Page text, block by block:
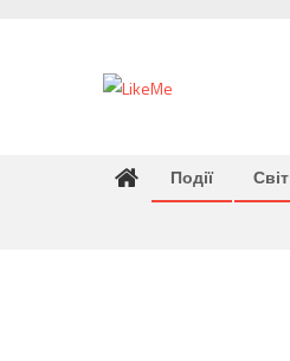
Події Світ